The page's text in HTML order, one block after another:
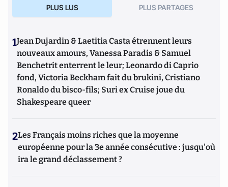
PLUS LUS PLUS PARTAGES
1Jean Dujardin & Laetitia Casta étrennent leurs
nouveaux amours, Vanessa Paradis & Samuel
Benchetrit enterrent le leur; Leonardo di Caprio
fond, Victoria Beckham fait du brukini, Cristiano
Ronaldo du bisco-fils; Suri ex Cruise joue du
Shakespeare queer
2Les Français moins riches que la moyenne
européenne pour la 3e année consécutive : jusqu'où
ira le grand déclassement ?